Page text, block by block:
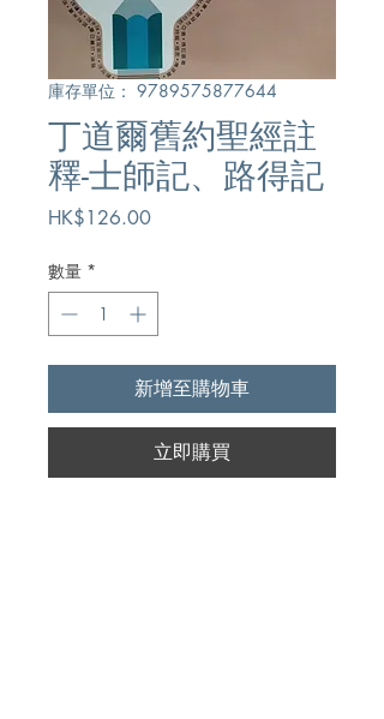
庫存單位： 9789575877644
丁道爾舊約聖經註
釋-士師記、路得記
HK$126.00價
數量 *
新增至購物車
立即購買